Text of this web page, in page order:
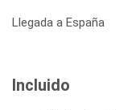
Llegada a España
Incluido